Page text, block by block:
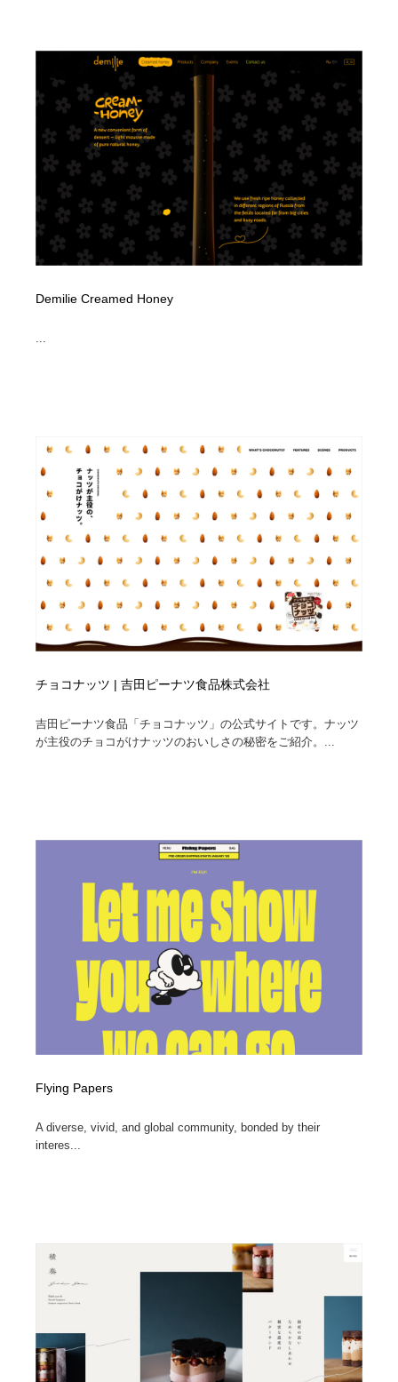
Demilie Creamed Honey
...
チョコナッツ | 吉田ピーナツ食品株式会社
吉田ピーナツ食品「チョコナッツ」の公式サイトです。ナッツ
が主役のチョコがけナッツのおいしさの秘密をご紹介。...
Flying Papers
A diverse, vivid, and global community, bonded by their
interes...